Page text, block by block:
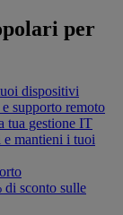
per
dispositivi
supporto remoto
tua gestione IT
e mantieni i tuoi
di sconto sulle